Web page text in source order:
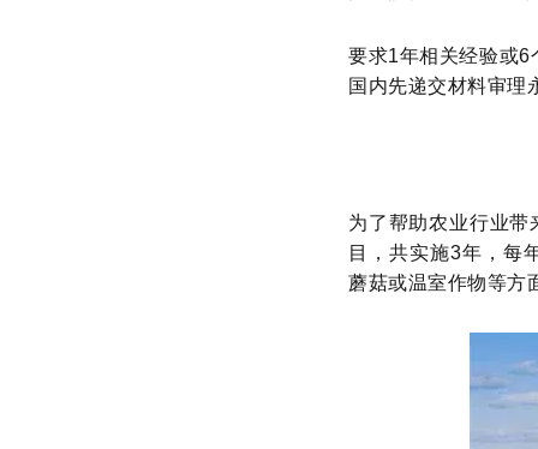
要求1年相关经验或6
国内先递交材料审理
为了帮助农业行业
目，共实施3年，每
蘑菇或温室作物等方